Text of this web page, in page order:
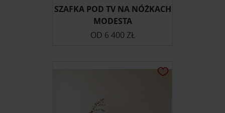
SZAFKA POD TV NA NÓŻKACH
MODESTA
OD 6 400 ZŁ